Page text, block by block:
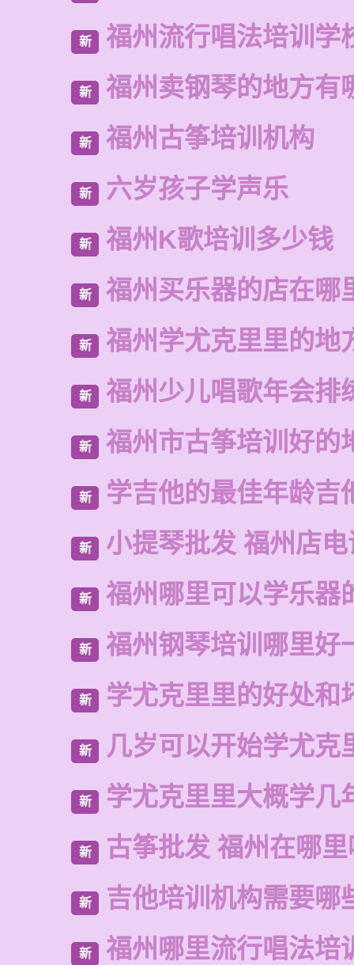
新 福州流行唱法培训学
新 福州卖钢琴的地方有
新 福州古筝培训机构
新 六岁孩子学声乐
新 福州K歌培训多少钱
新 福州买乐器的店在哪
新 福州学尤克里里的地
新 福州少儿唱歌年会排
新 福州市古筝培训好的
新 学吉他的最佳年龄吉
新 小提琴批发 福州店
新 福州哪里可以学乐器
新 福州钢琴培训哪里好
新 学尤克里里的好处和
新 几岁可以开始学尤克
新 学尤克里里大概学几
新 古筝批发 福州在哪
新 吉他培训机构需要哪
新 福州哪里流行唱法培